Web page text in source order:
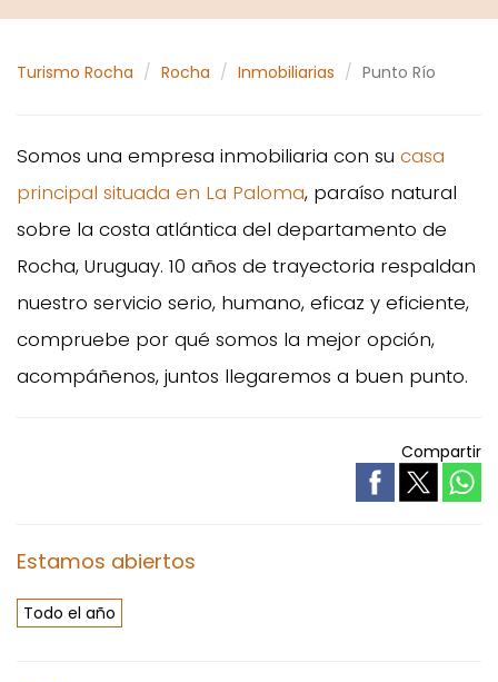
Turismo Rocha Rocha Inmobiliarias Punto Río
Somos una empresa inmobiliaria con su casa
principal situada en La Paloma, paraíso natural
sobre la costa atlántica del departamento de
Rocha, Uruguay. 10 años de trayectoria respaldan
nuestro servicio serio, humano, eficaz y eficiente,
compruebe por qué somos la mejor opción,
acompáñenos, juntos llegaremos a buen punto.
Compartir
Estamos abiertos
Todo el año